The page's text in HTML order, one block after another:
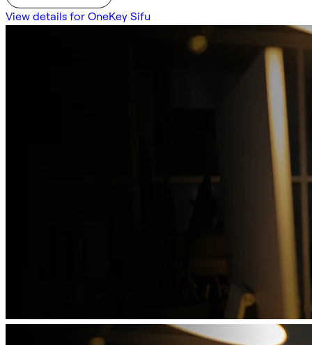
View details for OneKey Sifu